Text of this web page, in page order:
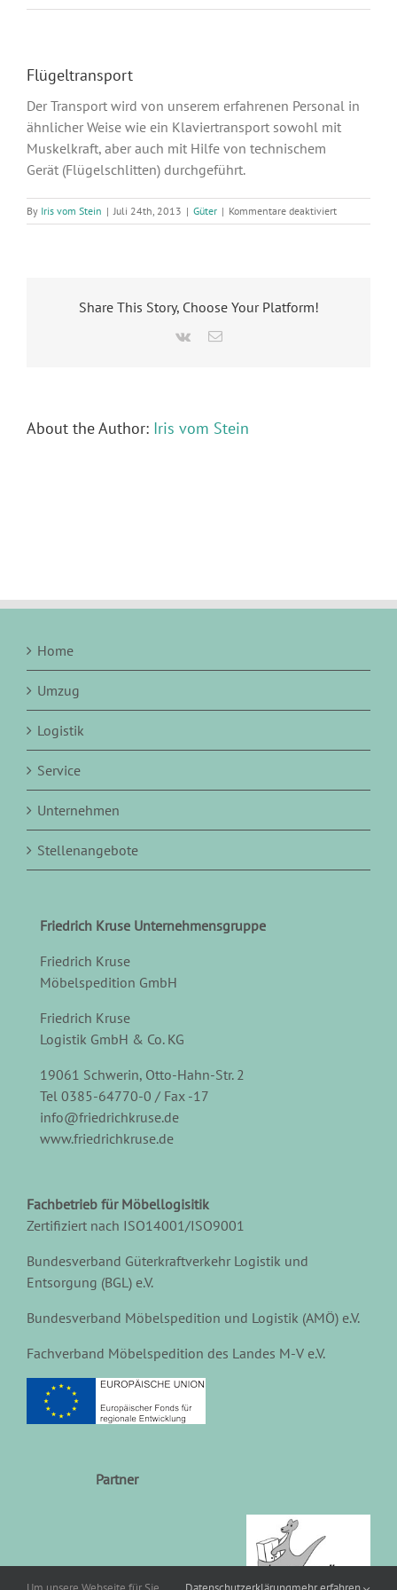
Flügeltransport
Der Transport wird von unserem erfahrenen Personal in
ähnlicher Weise wie ein Klaviertransport sowohl mit
Muskelkraft, aber auch mit Hilfe von technischem
Gerät (Flügelschlitten) durchgeführt.
By Iris vom Stein | Juli 24th, 2013 | Güter | Kommentare deaktiviertfür
Share This Story, Choose Your Platform!
Vk Email
About the Author: Iris vom Stein
Home
Umzug
Logistik
Service
Unternehmen
Stellenangebote
Friedrich Kruse Unternehmensgruppe
Friedrich Kruse
Möbelspedition GmbH
Friedrich Kruse
Logistik GmbH & Co. KG
19061 Schwerin, Otto-Hahn-Str. 2
Tel 0385-64770-0 / Fax -17
info@friedrichkruse.de
www.friedrichkruse.de
Fachbetrieb für Möbellogisitik
Zertifiziert nach ISO14001/ISO9001
Bundesverband Güterkraftverkehr Logistik und
Entsorgung (BGL) e.V.
Bundesverband Möbelspedition und Logistik (AMÖ) e.V.
Fachverband Möbelspedition des Landes M-V e.V.
Partner